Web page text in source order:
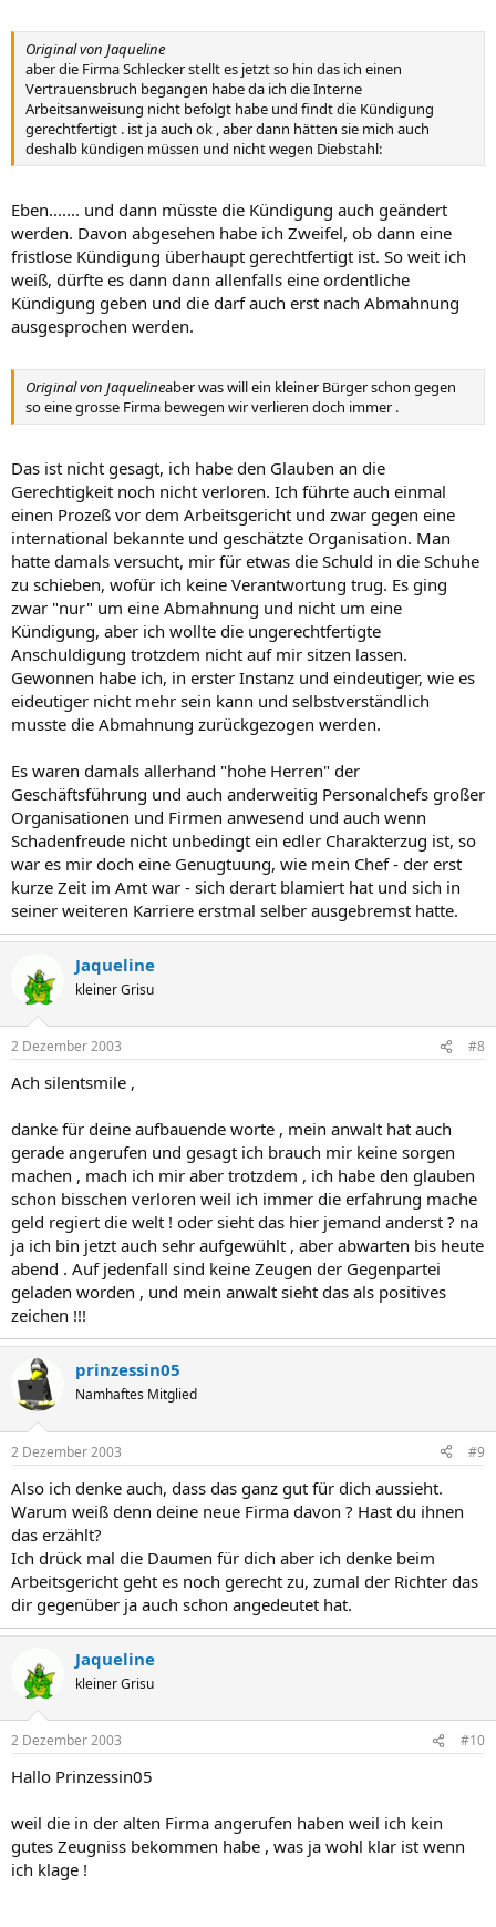
Original von Jaqueline
aber die Firma Schlecker stellt es jetzt so hin das ich einen
Vertrauensbruch begangen habe da ich die Interne
Arbeitsanweisung nicht befolgt habe und findt die Kündigung
gerechtfertigt . ist ja auch ok , aber dann hätten sie mich auch
deshalb kündigen müssen und nicht wegen Diebstahl:
Eben....... und dann müsste die Kündigung auch geändert
werden. Davon abgesehen habe ich Zweifel, ob dann eine
fristlose Kündigung überhaupt gerechtfertigt ist. So weit ich
weiß, dürfte es dann dann allenfalls eine ordentliche
Kündigung geben und die darf auch erst nach Abmahnung
ausgesprochen werden.
Original von Jaquelineaber was will ein kleiner Bürger schon gegen
so eine grosse Firma bewegen wir verlieren doch immer .
Das ist nicht gesagt, ich habe den Glauben an die
Gerechtigkeit noch nicht verloren. Ich führte auch einmal
einen Prozeß vor dem Arbeitsgericht und zwar gegen eine
international bekannte und geschätzte Organisation. Man
hatte damals versucht, mir für etwas die Schuld in die Schuhe
zu schieben, wofür ich keine Verantwortung trug. Es ging
zwar "nur" um eine Abmahnung und nicht um eine
Kündigung, aber ich wollte die ungerechtfertigte
Anschuldigung trotzdem nicht auf mir sitzen lassen.
Gewonnen habe ich, in erster Instanz und eindeutiger, wie es
eideutiger nicht mehr sein kann und selbstverständlich
musste die Abmahnung zurückgezogen werden.
Es waren damals allerhand "hohe Herren" der
Geschäftsführung und auch anderweitig Personalchefs großer
Organisationen und Firmen anwesend und auch wenn
Schadenfreude nicht unbedingt ein edler Charakterzug ist, so
war es mir doch eine Genugtuung, wie mein Chef - der erst
kurze Zeit im Amt war - sich derart blamiert hat und sich in
seiner weiteren Karriere erstmal selber ausgebremst hatte.
Jaqueline
kleiner Grisu
2 Dezember 2003 #8
Ach silentsmile ,
danke für deine aufbauende worte , mein anwalt hat auch
gerade angerufen und gesagt ich brauch mir keine sorgen
machen , mach ich mir aber trotzdem , ich habe den glauben
schon bisschen verloren weil ich immer die erfahrung mache
geld regiert die welt ! oder sieht das hier jemand anderst ? na
ja ich bin jetzt auch sehr aufgewühlt , aber abwarten bis heute
abend . Auf jedenfall sind keine Zeugen der Gegenpartei
geladen worden , und mein anwalt sieht das als positives
zeichen !!!
prinzessin05
Namhaftes Mitglied
2 Dezember 2003 #9
Also ich denke auch, dass das ganz gut für dich aussieht.
Warum weiß denn deine neue Firma davon ? Hast du ihnen
das erzählt?
Ich drück mal die Daumen für dich aber ich denke beim
Arbeitsgericht geht es noch gerecht zu, zumal der Richter das
dir gegenüber ja auch schon angedeutet hat.
Jaqueline
kleiner Grisu
2 Dezember 2003 #10
Hallo Prinzessin05
weil die in der alten Firma angerufen haben weil ich kein
gutes Zeugniss bekommen habe , was ja wohl klar ist wenn
ich klage !